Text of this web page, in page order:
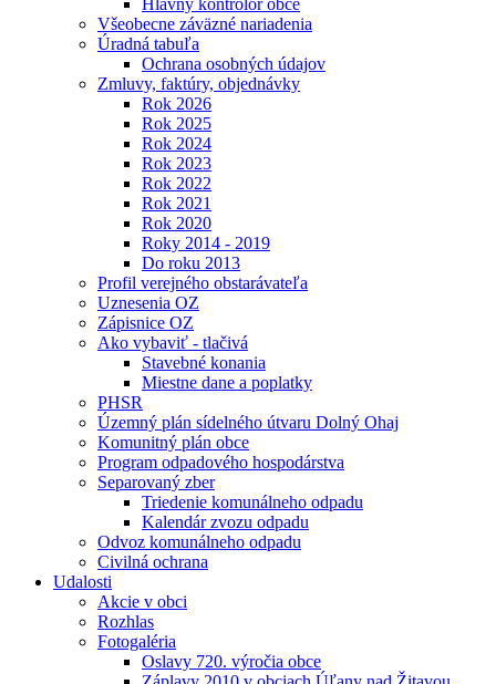
Hlavný kontrolór obce
Všeobecne záväzné nariadenia
Úradná tabuľa
Ochrana osobných údajov
Zmluvy, faktúry, objednávky
Rok 2026
Rok 2025
Rok 2024
Rok 2023
Rok 2022
Rok 2021
Rok 2020
Roky 2014 - 2019
Do roku 2013
Profil verejného obstarávateľa
Uznesenia OZ
Zápisnice OZ
Ako vybaviť - tlačivá
Stavebné konania
Miestne dane a poplatky
PHSR
Územný plán sídelného útvaru Dolný Ohaj
Komunitný plán obce
Program odpadového hospodárstva
Separovaný zber
Triedenie komunálneho odpadu
Kalendár zvozu odpadu
Odvoz komunálneho odpadu
Civilná ochrana
Udalosti
Akcie v obci
Rozhlas
Fotogaléria
Oslavy 720. výročia obce